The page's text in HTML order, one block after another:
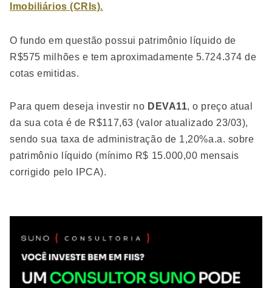
Imobiliários (CRIs).
O fundo em questão possui patrimônio líquido de
R$575 milhões e tem aproximadamente 5.724.374 de
cotas emitidas.
Para quem deseja investir no DEVA11, o preço atual
da sua cota é de R$117,63 (valor atualizado 23/03),
sendo sua taxa de administração de 1,20%a.a. sobre
patrimônio líquido (mínimo R$ 15.000,00 mensais
corrigido pelo IPCA).